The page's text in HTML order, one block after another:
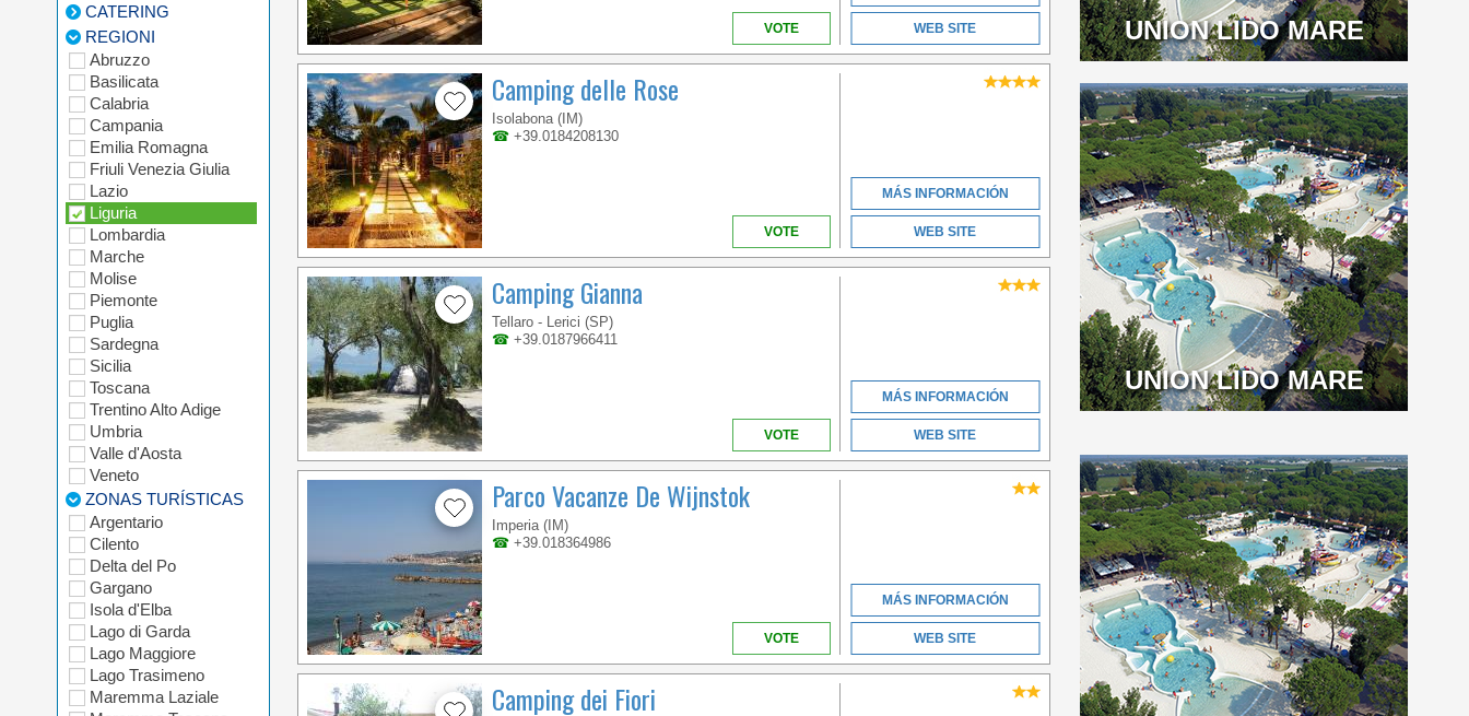
CATERING
REGIONI
Abruzzo
Basilicata
Calabria
Campania
Emilia Romagna
Friuli Venezia Giulia
Lazio
Liguria
Lombardia
Marche
Molise
Piemonte
Puglia
Sardegna
Sicilia
Toscana
Trentino Alto Adige
Umbria
Valle d'Aosta
Veneto
ZONAS TURÍSTICAS
Argentario
Cilento
Delta del Po
Gargano
Isola d'Elba
Lago di Garda
Lago Maggiore
Lago Trasimeno
Maremma Laziale
VOTE WEB SITE
Camping delle Rose
Isolabona (IM)
☎ +39.0184208130
VOTE
MÁS INFORMACIÓN
WEB SITE
Camping Gianna
Tellaro - Lerici (SP)
☎ +39.0187966411
VOTE
MÁS INFORMACIÓN
WEB SITE
Parco Vacanze De Wijnstok
Imperia (IM)
☎ +39.018364986
VOTE
MÁS INFORMACIÓN
WEB SITE
Camping dei Fiori
UNION LIDO MARE
VÉNETO
UNION LIDO MARE
WELCOME TO THE